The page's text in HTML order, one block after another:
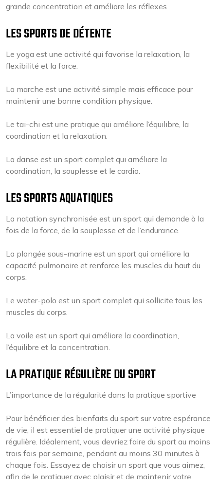
grande concentration et améliore les réflexes.
LES SPORTS DE DÉTENTE
Le yoga est une activité qui favorise la relaxation, la
flexibilité et la force.
La marche est une activité simple mais efficace pour
maintenir une bonne condition physique.
Le tai-chi est une pratique qui améliore l’équilibre, la
coordination et la relaxation.
La danse est un sport complet qui améliore la
coordination, la souplesse et le cardio.
LES SPORTS AQUATIQUES
La natation synchronisée est un sport qui demande à la
fois de la force, de la souplesse et de l’endurance.
La plongée sous-marine est un sport qui améliore la
capacité pulmonaire et renforce les muscles du haut du
corps.
Le water-polo est un sport complet qui sollicite tous les
muscles du corps.
La voile est un sport qui améliore la coordination,
l’équilibre et la concentration.
LA PRATIQUE RÉGULIÈRE DU SPORT
L’importance de la régularité dans la pratique sportive
Pour bénéficier des bienfaits du sport sur votre espérance
de vie, il est essentiel de pratiquer une activité physique
régulière. Idéalement, vous devriez faire du sport au moins
trois fois par semaine, pendant au moins 30 minutes à
chaque fois. Essayez de choisir un sport que vous aimez,
afin de le pratiquer avec plaisir et de maintenir votre